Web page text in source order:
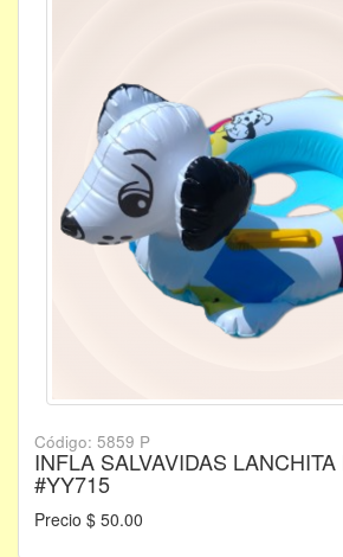
Código: 5859 P
INFLA SALVAVIDAS
#YY715
Precio $ 50.00